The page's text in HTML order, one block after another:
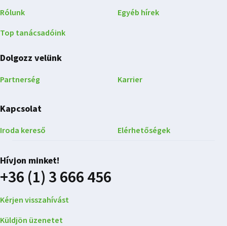
Rólunk
Top tanácsadóink
Egyéb hírek
Dolgozz velünk
Partnerség Karrier
Kapcsolat
Iroda kereső Elérhetőségek
Hívjon minket!
+36 (1) 3 666 456
Kérjen visszahívást
Küldjön üzenetet